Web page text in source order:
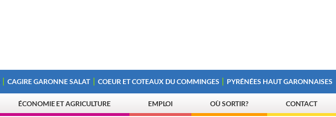
CAGIRE GARONNE SALAT COEUR ET COTEAUX DU COMMINGES PYRÉNÉES HAUT GARONNAISES
ÉCONOMIE ET AGRICULTURE EMPLOI OÙ SORTIR? CONTACT